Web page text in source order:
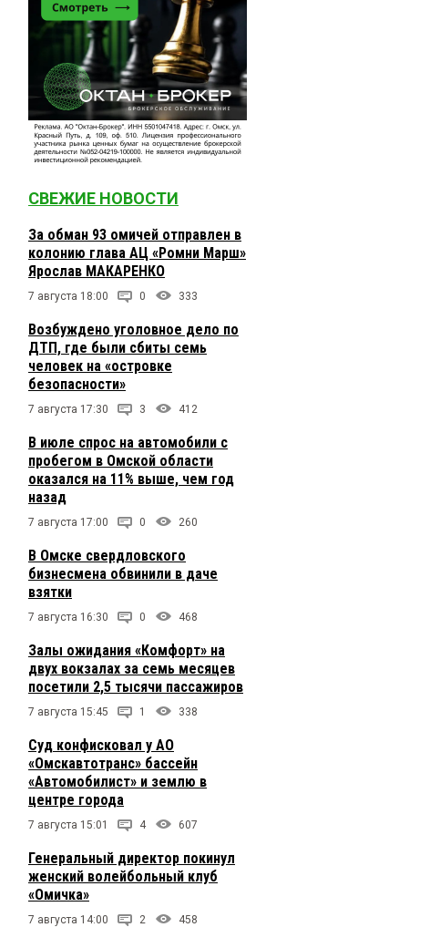
СВЕЖИЕ НОВОСТИ
За обман 93 омичей отправлен в
колонию глава АЦ «Ромни Марш»
Ярослав МАКАРЕНКО
7 августа 18:00 0 333
Возбуждено уголовное дело по
ДТП, где были сбиты семь
человек на «островке
безопасности»
7 августа 17:30 3 412
В июле спрос на автомобили с
пробегом в Омской области
оказался на 11% выше, чем год
назад
7 августа 17:00 0 260
В Омске свердловского
бизнесмена обвинили в даче
взятки
7 августа 16:30 0 468
Залы ожидания «Комфорт» на
двух вокзалах за семь месяцев
посетили 2,5 тысячи пассажиров
7 августа 15:45 1 338
Суд конфисковал у АО
«Омскавтотранс» бассейн
«Автомобилист» и землю в
центре города
7 августа 15:01 4 607
Генеральный директор покинул
женский волейбольный клуб
«Омичка»
7 августа 14:00 2 458